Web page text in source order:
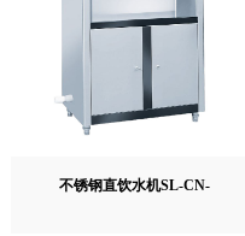
不锈钢直饮水机SL-CN-